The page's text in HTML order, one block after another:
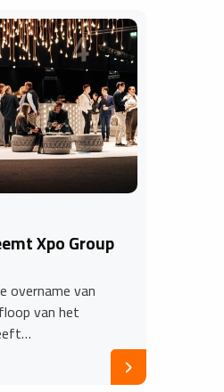
Xpo Group
overname van
van het